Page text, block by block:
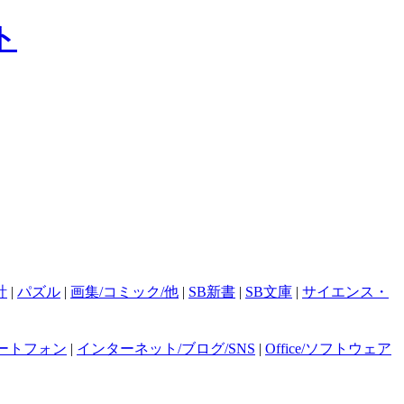
| パズル | 画集/コミック/他 | SB新書 | SB文庫 | サイエンス・
トフォン | インターネット/ブログ/SNS | Office/ソフトウェア